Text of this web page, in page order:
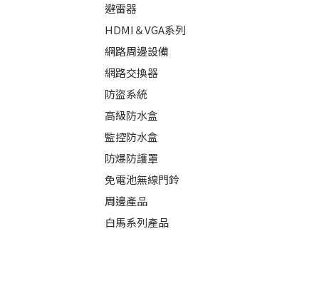
避雷器
HDMI＆VGA系列
網路周邊設備
網路交換器
防盜系統
高級防水盒
監控防水盒
防爆防護罩
免電池無線門鈴
周邊產品
白馬系列產品